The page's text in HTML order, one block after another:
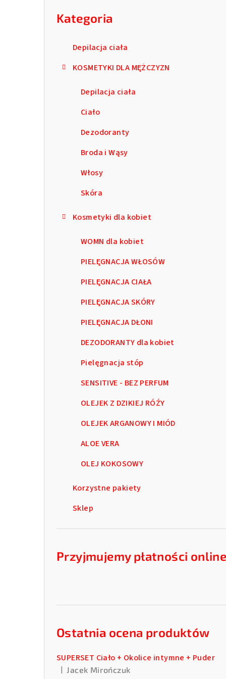
Kategoria
Depilacja ciała
KOSMETYKI DLA MĘŻCZYZN
Depilacja ciała
Ciało
Dezodoranty
Broda i Wąsy
Włosy
Skóra
Kosmetyki dla kobiet
WOMN dla kobiet
PIELĘGNACJA WŁOSÓW
PIELĘGNACJA CIAŁA
PIELĘGNACJA SKÓRY
PIELĘGNACJA DŁONI
DEZODORANTY dla kobiet
Pielęgnacja stóp
SENSITIVE - BEZ PERFUM
OLEJEK Z DZIKIEJ RÓŹY
OLEJEK ARGANOWY I MIÓD
ALOE VERA
OLEJ KOKOSOWY
Korzystne pakiety
Sklep
Przyjmujemy płatności online
Ostatnia ocena produktów
SUPERSET Ciało + Okolice intymne + Puder
Ocena produktu to 5 na 5 gwiazdek.
Jacek Mirończuk